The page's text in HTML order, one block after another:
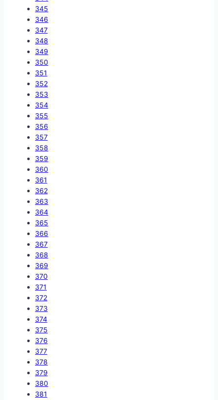
345
346
347
348
349
350
351
352
353
354
355
356
357
358
359
360
361
362
363
364
365
366
367
368
369
370
371
372
373
374
375
376
377
378
379
380
381